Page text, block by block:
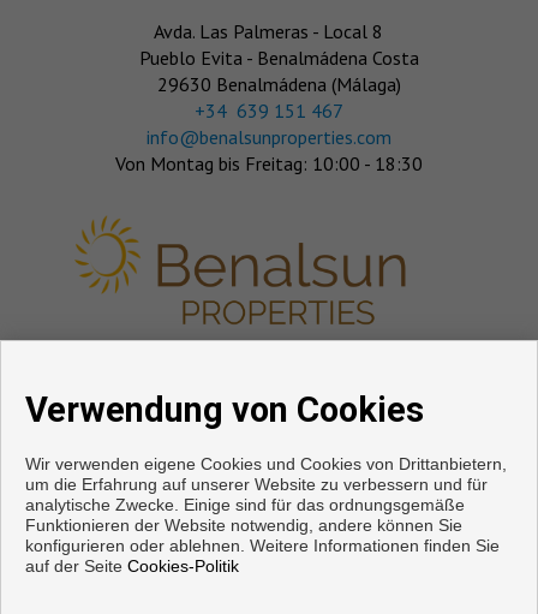
Avda. Las Palmeras - Local 8
Pueblo Evita - Benalmádena Costa
29630 Benalmádena (Málaga)
‎+34 639 151 467
info@benalsunproperties.com
Von Montag bis Freitag: 10:00 - 18:30
Verwendung von Cookies
Wir verwenden eigene Cookies und Cookies von Drittanbietern,
um die Erfahrung auf unserer Website zu verbessern und für
analytische Zwecke. Einige sind für das ordnungsgemäße
Funktionieren der Website notwendig, andere können Sie
konfigurieren oder ablehnen. Weitere Informationen finden Sie
auf der Seite Cookies-Politik